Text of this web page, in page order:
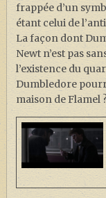
frappée d’un
étant celui de
La façon dont
Newt n’est pas
l’existence du
Dumbledore
maison de Flamel